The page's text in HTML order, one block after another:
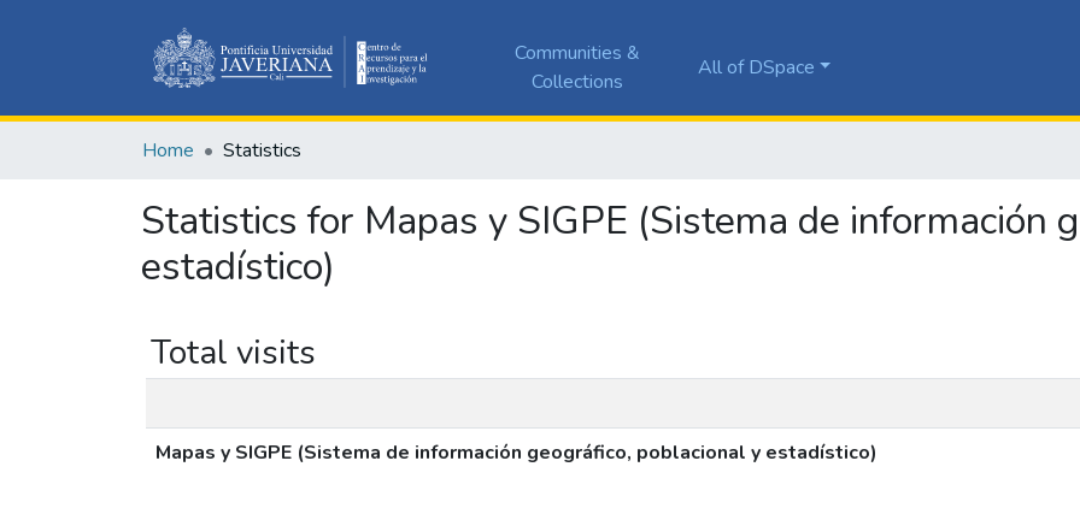
Communities &
Collections
All of DSpace
Home Statistics
Statistics for Mapas y SIGPE (Sistema de información
estadístico)
Total visits
Mapas y SIGPE (Sistema de información geográfico, poblacional y estadístico)